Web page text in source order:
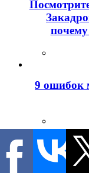
почему
9 ошибок
19